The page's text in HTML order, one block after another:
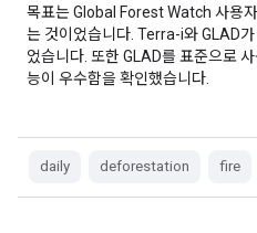
목표는 Global Forest Watch 사용
는 것이었습니다. Terra-i와 GLAD
었습니다. 또한 GLAD를 표준으로
능이 우수함을 확인했습니다.
daily deforestation fire